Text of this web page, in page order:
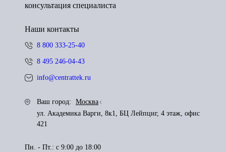
консультация специалиста
Наши контакты
8 800 333-25-40
8 495 246-04-43
info@centrattek.ru
Ваш город:
Москва
ул. Академика Варги, 8к1, БЦ Лейпциг, 4 этаж, офис
421
Пн. - Пт.: с 9:00 до 18:00